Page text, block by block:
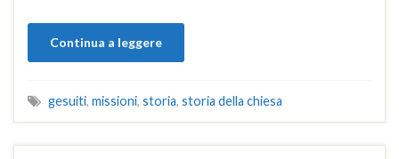
Continua a leggere
gesuiti, missioni, storia, storia della chiesa